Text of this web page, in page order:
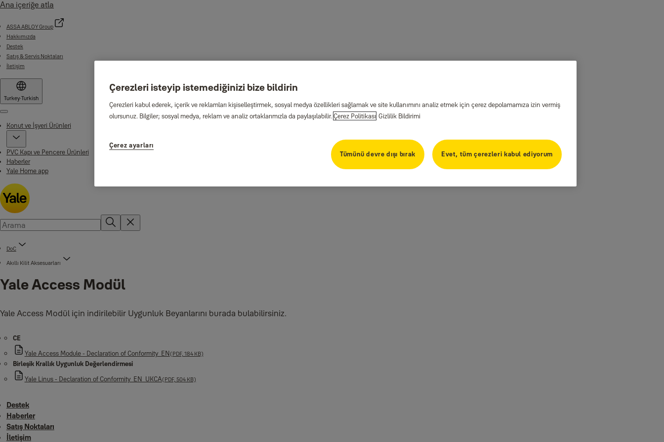
Ana içeriğe atla
ASSA ABLOY Group
Hakkımızda
Destek
Satış & Servis Noktaları
İletişim
Turkey·Turkish
Menu
Konut ve İşyeri Ürünleri
PVC Kapı ve Pencere Ürünleri
Haberler
Yale Home app
DoC
Akıllı Kilit Aksesuarları
Yale Access Modül
Yale Access Modül için indirilebilir Uygunluk Beyanlarını burada bulabilirsiniz.
CE
Yale Access Module - Declaration of Conformity_EN(PDF, 184 KB)
Birleşik Krallık Uygunluk Değerlendirmesi
Yale Linus - Declaration of Conformity_EN_UKCA(PDF, 504 KB)
Destek
Haberler
Satış Noktaları
İletişim
Çerezleri isteyip istemediğinizi bize bildirin
Çerezleri kabul ederek, içerik ve reklamları kişiselleştirmek, sosyal medya özellikleri sağlamak ve site kullanımını analiz etmek için çerez depolamamıza izin vermiş
olursunuz. Bilgiler; sosyal medya, reklam ve analiz ortaklarımızla da paylaşılabilir. Çerez Politikası Gizlilik Bildirimi
Çerez ayarları
Tümünü devre dışı bırak
Evet, tüm çerezleri kabul ediyorum